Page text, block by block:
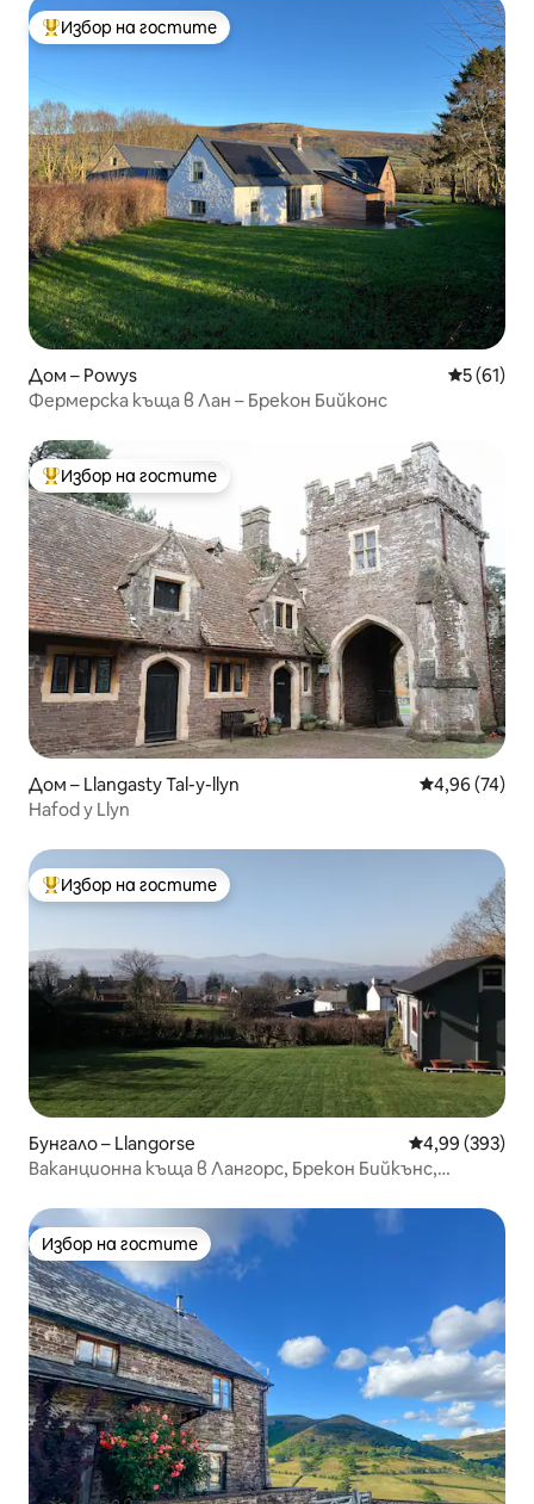
Най-популярен избор на гостите
Избор на гостите
Дом – Powys Средна
5 (61)
Фермерска къща в Лан – Брекон Бийконс
Най-популярен избор на гостите
Избор на гостите
Дом – Llangasty Tal-y-llyn Средна
4,96 (74)
Hafod y Llyn
Най-популярен избор на гостите
Избор на гостите
Бунгало – Llangorse Средна
4,99 (393)
Ваканционна къща в Лангорс, Брекон Бийкънс,
Избор на гостите
Избор на гостите